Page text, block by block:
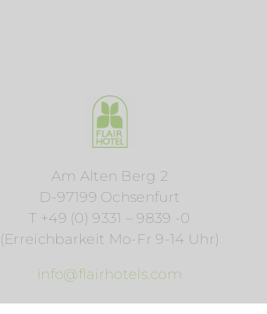
Am Alten Berg 2
D-97199 Ochsenfurt
T +49 (0) 9331 – 9839 -0
(Erreichbarkeit Mo-Fr 9-14 Uhr)
info@flairhotels.com